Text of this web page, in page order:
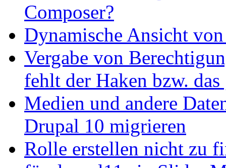
Composer?
Dynamische Ansicht
Vergabe von
fehlt der Haken bzw.
Medien und andere
Drupal 10 migrieren
Rolle erstellen nicht zu